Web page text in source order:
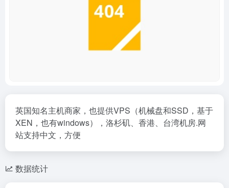
英国知名主机商家，也提供VPS（机械盘和SSD，基于
XEN，也有windows），洛杉矶、香港、台湾机房.网
站支持中文，方便
数据统计